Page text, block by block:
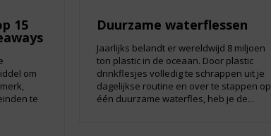
15
om
te
Duurzame waterflessen
Jaarlijks belandt er wereldwijd 8 miljoen
ton plastic in de oceaan. Door plastic
drinkflesjes volledig te schrappen uit je
dagelijkse routine en over te stappen op
één duurzame waterfles, heb je de...